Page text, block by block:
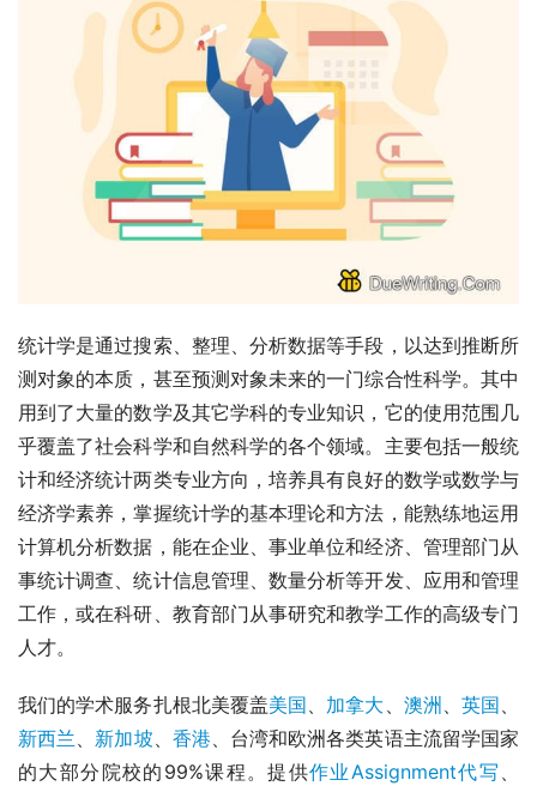
统计学是通过搜索、整理、分析数据等手段，以达到推断所
测对象的本质，甚至预测对象未来的一门综合性科学。其中
用到了大量的数学及其它学科的专业知识，它的使用范围几
乎覆盖了社会科学和自然科学的各个领域。主要包括一般统
计和经济统计两类专业方向，培养具有良好的数学或数学与
经济学素养，掌握统计学的基本理论和方法，能熟练地运用
计算机分析数据，能在企业、事业单位和经济、管理部门从
事统计调查、统计信息管理、数量分析等开发、应用和管理
工作，或在科研、教育部门从事研究和教学工作的高级专门
人才。
我们的学术服务扎根北美覆盖美国、 加拿大 、 澳洲 、 英国、
新西兰、 新加坡、 香港、台湾和欧洲各类英语主流留学国家
的大部分院校的99%课程。提供作业Assignment代写 、